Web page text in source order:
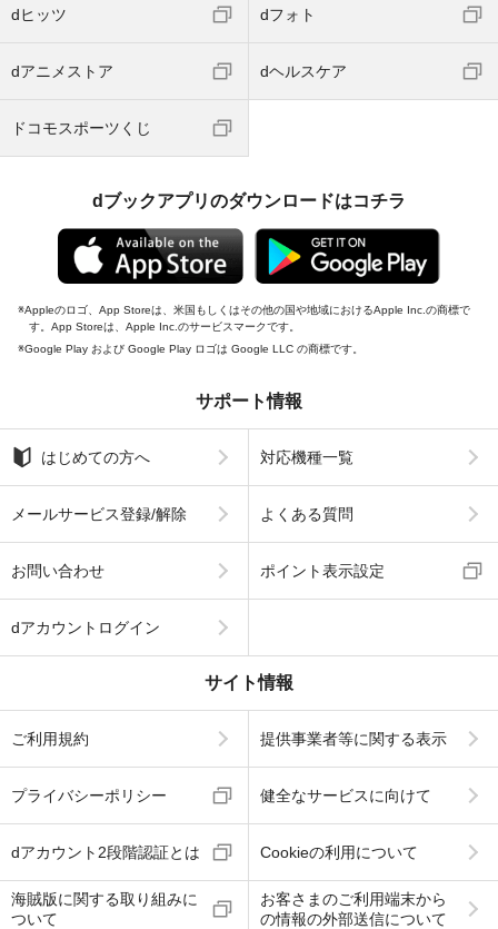
dヒッツ dフォト
dアニメストア dヘルスケア
ドコモスポーツくじ
dブックアプリのダウンロードはコチラ
Appleのロゴ、App Storeは、米国もしくはその他の国や地域におけるApple Inc.の商標で
す。App Storeは、Apple Inc.のサービスマークです。
Google Play および Google Play ロゴは Google LLC の商標です。
サポート情報
はじめての方へ 対応機種一覧
メールサービス登録/解除 よくある質問
お問い合わせ ポイント表示設定
dアカウントログイン
サイト情報
ご利用規約 提供事業者等に関する表示
プライバシーポリシー 健全なサービスに向けて
dアカウント2段階認証とは Cookieの利用について
海賊版に関する取り組みに
ついて
お客さまのご利用端末から
の情報の外部送信について